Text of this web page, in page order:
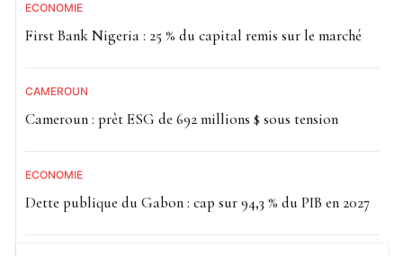
ECONOMIE
First Bank Nigeria : 25 % du capital remis sur le marché
CAMEROUN
Cameroun : prêt ESG de 692 millions $ sous tension
ECONOMIE
Dette publique du Gabon : cap sur 94,3 % du PIB en 2027